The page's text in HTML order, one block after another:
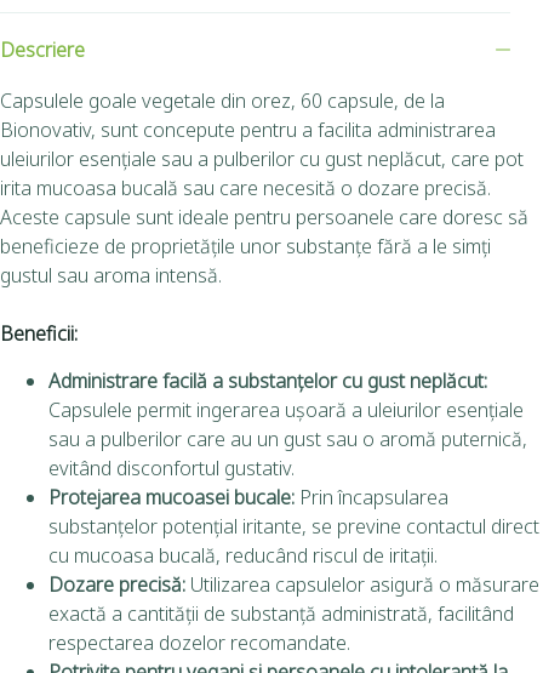
Descriere
Capsulele goale vegetale din orez, 60 capsule, de la
Bionovativ, sunt concepute pentru a facilita administrarea
uleiurilor esențiale sau a pulberilor cu gust neplăcut, care pot
irita mucoasa bucală sau care necesită o dozare precisă.
Aceste capsule sunt ideale pentru persoanele care doresc să
beneficieze de proprietățile unor substanțe fără a le simți
gustul sau aroma intensă.
Beneficii:
Administrare facilă a substanțelor cu gust neplăcut:
Capsulele permit ingerarea ușoară a uleiurilor esențiale
sau a pulberilor care au un gust sau o aromă puternică,
evitând disconfortul gustativ.
Protejarea mucoasei bucale: Prin încapsularea
substanțelor potențial iritante, se previne contactul direct
cu mucoasa bucală, reducând riscul de iritații.
Dozare precisă: Utilizarea capsulelor asigură o măsurare
exactă a cantității de substanță administrată, facilitând
respectarea dozelor recomandate.